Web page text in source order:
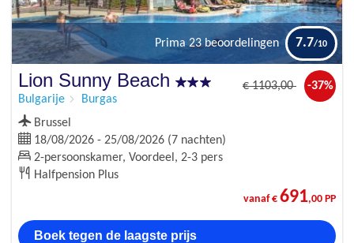
Prima 23 beoordelingen 7.7
Lion Sunny Beach
Bulgarije Burgas
€1103,00 -37%
Brussel
18/08/2026 - 25/08/2026 (7 nachten)
2-persoonskamer, Voordeel, 2-3 pers
Halfpension Plus
vanaf € 691,00 PP
Boek tegen de laagste prijs